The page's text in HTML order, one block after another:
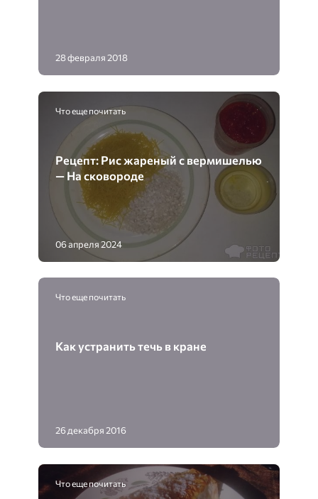
28 февраля 2018
Что еще почитать
Рецепт: Рис жареный с вермишелью
— На сковороде
06 апреля 2024
Что еще почитать
Как устранить течь в кране
26 декабря 2016
Что еще почитать